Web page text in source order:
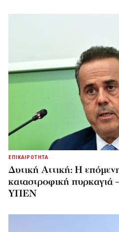
ΕΠΙΚΑΙΡΟΤΗΤΑ
Δυτική Αττική: Η
καταστροφική πυρκαγιά
ΥΠΕΝ